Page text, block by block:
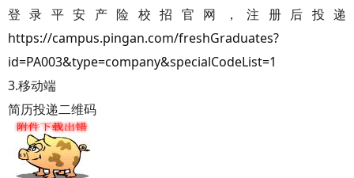
登录平安产险校招官网，注册后投递
https://campus.pingan.com/freshGraduates?
id=PA003&type=company&specialCodeList=1
3.移动端
简历投递二维码